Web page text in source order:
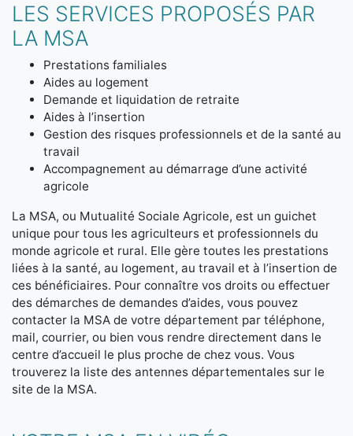
LES SERVICES PROPOSÉS PAR
LA MSA
Prestations familiales
Aides au logement
Demande et liquidation de retraite
Aides à l’insertion
Gestion des risques professionnels et de la santé au
travail
Accompagnement au démarrage d’une activité
agricole
La MSA, ou Mutualité Sociale Agricole, est un guichet
unique pour tous les agriculteurs et professionnels du
monde agricole et rural. Elle gère toutes les prestations
liées à la santé, au logement, au travail et à l’insertion de
ces bénéficiaires. Pour connaître vos droits ou effectuer
des démarches de demandes d’aides, vous pouvez
contacter la MSA de votre département par téléphone,
mail, courrier, ou bien vous rendre directement dans le
centre d’accueil le plus proche de chez vous. Vous
trouverez la liste des antennes départementales sur le
site de la MSA.